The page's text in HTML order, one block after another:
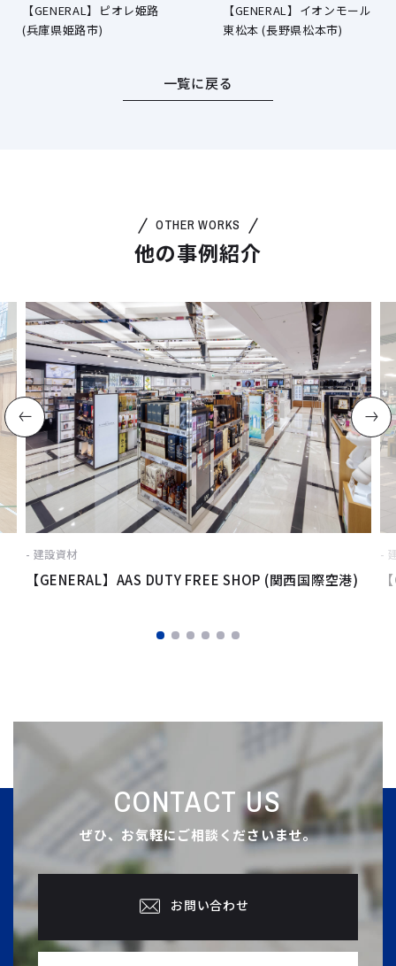
【GENERAL】ピオレ姫路
(兵庫県姫路市)
【GENERAL】イオンモール
東松本 (長野県松本市)
一覧に戻る
OTHER WORKS
他の事例紹介
建設資材
【GENERAL】AAS DUTY FREE SHOP (関西国際空港)
CONTACT US
ぜひ、お気軽にご相談くださいませ。
お問い合わせ